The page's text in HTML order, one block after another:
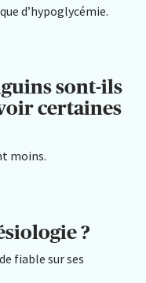
d’hypoglycémie.
sont-ils
certaines
moins.
?
fiable sur ses